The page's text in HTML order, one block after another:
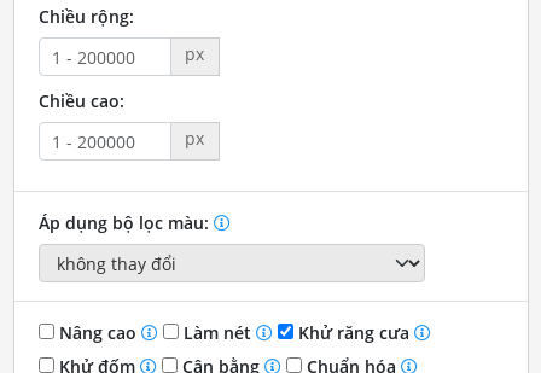
Chiều rộng:
px
Chiều cao:
px
Áp dụng bộ lọc màu:
Nâng cao Làm nét
Khử răng cưa
Khử đốm
Cân bằng
Chuẩn hóa